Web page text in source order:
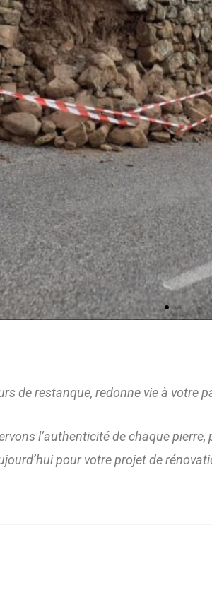
de restanque, redonne vie à votre
l’authenticité de chaque
pour votre projet de